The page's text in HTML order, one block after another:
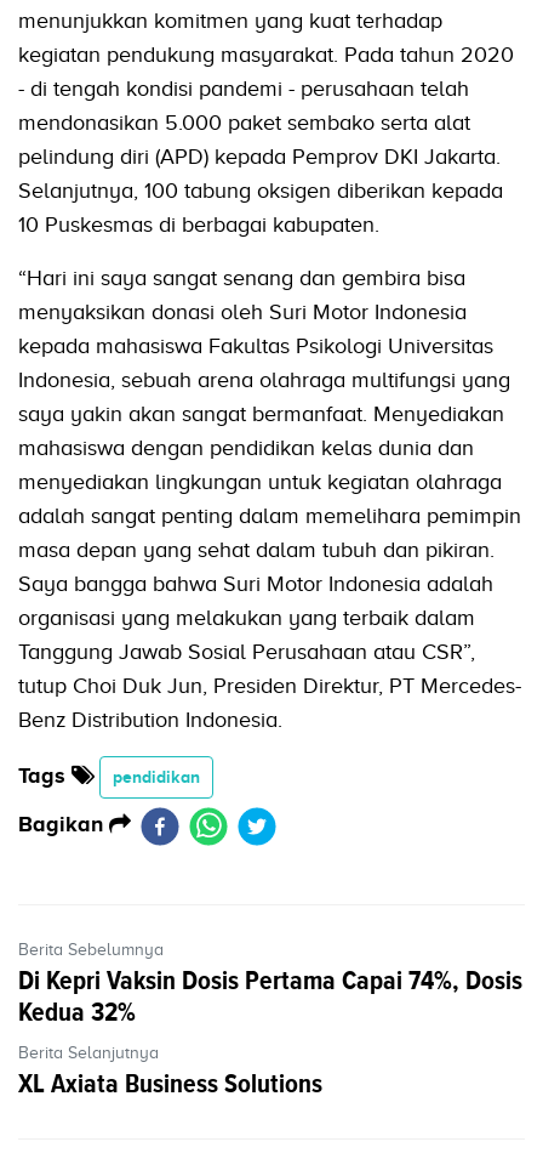
menunjukkan komitmen yang kuat terhadap
kegiatan pendukung masyarakat. Pada tahun 2020
- di tengah kondisi pandemi - perusahaan telah
mendonasikan 5.000 paket sembako serta alat
pelindung diri (APD) kepada Pemprov DKI Jakarta.
Selanjutnya, 100 tabung oksigen diberikan kepada
10 Puskesmas di berbagai kabupaten.
“Hari ini saya sangat senang dan gembira bisa
menyaksikan donasi oleh Suri Motor Indonesia
kepada mahasiswa Fakultas Psikologi Universitas
Indonesia, sebuah arena olahraga multifungsi yang
saya yakin akan sangat bermanfaat. Menyediakan
mahasiswa dengan pendidikan kelas dunia dan
menyediakan lingkungan untuk kegiatan olahraga
adalah sangat penting dalam memelihara pemimpin
masa depan yang sehat dalam tubuh dan pikiran.
Saya bangga bahwa Suri Motor Indonesia adalah
organisasi yang melakukan yang terbaik dalam
Tanggung Jawab Sosial Perusahaan atau CSR”,
tutup Choi Duk Jun, Presiden Direktur, PT Mercedes-
Benz Distribution Indonesia.
Tags pendidikan
Bagikan
Berita Sebelumnya
Di Kepri Vaksin Dosis Pertama Capai 74%, Dosis
Kedua 32%
Berita Selanjutnya
XL Axiata Business Solutions